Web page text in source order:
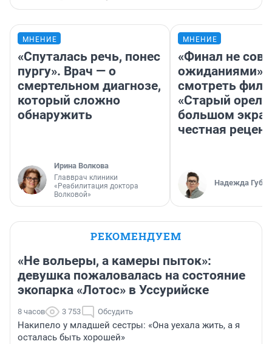
МНЕНИЕ
«Спуталась речь, понес
пургу». Врач — о
смертельном диагнозе,
который сложно
обнаружить
Ирина Волкова
Главврач клиники
«Реабилитация доктора
Волковой»
МНЕНИЕ
«Финал не
ожиданиями»:
смотреть
«Старый орел»
большом
честная
Надежда
РЕКОМЕНДУЕМ
«Не вольеры, а камеры пыток»:
девушка пожаловалась на состояние
экопарка «Лотос» в Уссурийске
8 часов 3 753 Обсудить
Накипело у младшей сестры: «Она уехала жить, а я
осталась быть хорошей»